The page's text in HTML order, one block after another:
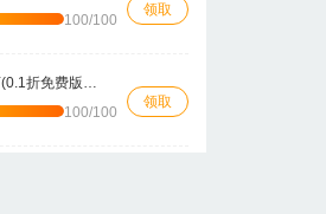
100/100
领取
消消大亨(0.1折免费版送6480)
100/100
领取